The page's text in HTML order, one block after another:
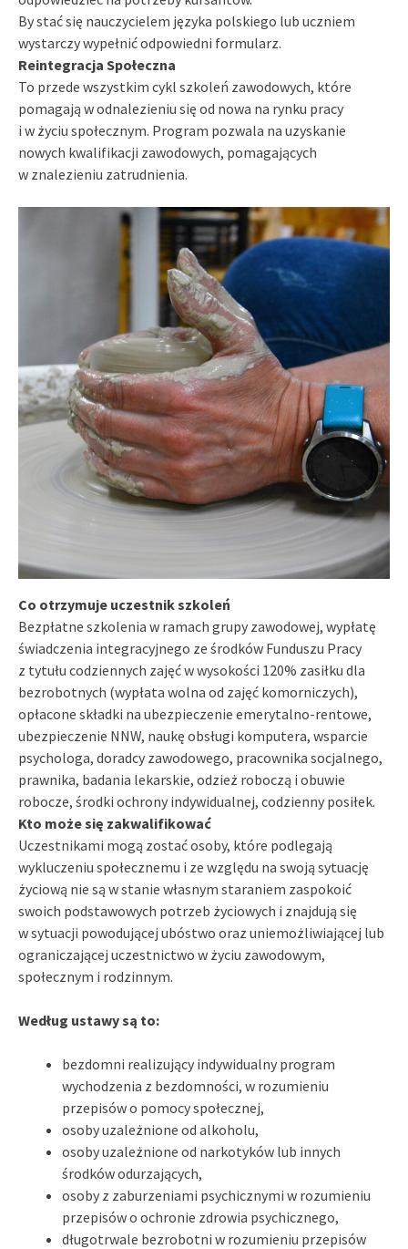
By stać się nauczycielem języka polskiego lub uczniem
wystarczy wypełnić odpowiedni formularz.
Reintegracja Społeczna
To przede wszystkim cykl szkoleń zawodowych, które
pomagają w odnalezieniu się od nowa na rynku pracy
i w życiu społecznym. Program pozwala na uzyskanie
nowych kwalifikacji zawodowych, pomagających
w znalezieniu zatrudnienia.
Co otrzymuje uczestnik szkoleń
Bezpłatne szkolenia w ramach grupy zawodowej, wypłatę
świadczenia integracyjnego ze środków Funduszu Pracy
z tytułu codziennych zajęć w wysokości 120% zasiłku dla
bezrobotnych (wypłata wolna od zajęć komorniczych),
opłacone składki na ubezpieczenie emerytalno-rentowe,
ubezpieczenie NNW, naukę obsługi komputera, wsparcie
psychologa, doradcy zawodowego, pracownika socjalnego,
prawnika, badania lekarskie, odzież roboczą i obuwie
robocze, środki ochrony indywidualnej, codzienny posiłek.
Kto może się zakwalifikować
Uczestnikami mogą zostać osoby, które podlegają
wykluczeniu społecznemu i ze względu na swoją sytuację
życiową nie są w stanie własnym staraniem zaspokoić
swoich podstawowych potrzeb życiowych i znajdują się
w sytuacji powodującej ubóstwo oraz uniemożliwiającej lub
ograniczającej uczestnictwo w życiu zawodowym,
społecznym i rodzinnym.
Według ustawy są to:
bezdomni realizujący indywidualny program
wychodzenia z bezdomności, w rozumieniu
przepisów o pomocy społecznej,
osoby uzależnione od alkoholu,
osoby uzależnione od narkotyków lub innych
środków odurzających,
osoby z zaburzeniami psychicznymi w rozumieniu
przepisów o ochronie zdrowia psychicznego,
długotrwale bezrobotni w rozumieniu przepisów